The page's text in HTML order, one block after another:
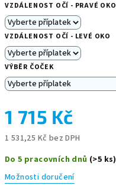
VZDÁLENOST OČÍ - PRAVÉ OKO
VZDÁLENOST OČÍ - LEVÉ OKO
VÝBĚR ČOČEK
1 715 Kč
1 531,25 Kč bez DPH
cena:
Do 5 pracovních dnů (>5 ks)
Možnosti doručení